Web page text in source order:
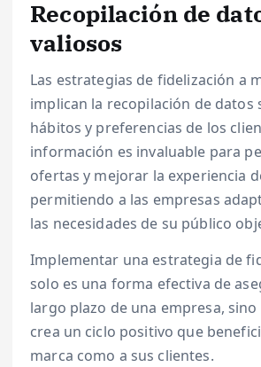
Recopilación de
valiosos
Las estrategias de fidelización a
implican la recopilación de datos
hábitos y preferencias de los
información es invaluable para
ofertas y mejorar la experiencia
permitiendo a las empresas
las necesidades de su público
Implementar una estrategia de
solo es una forma efectiva de
largo plazo de una empresa,
crea un ciclo positivo que
marca como a sus clientes.